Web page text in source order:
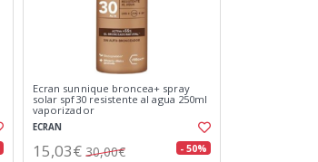
Ecran sunnique broncea+ spray
solar spf30 resistente al agua 250ml
vaporizador
ECRAN
15,03€ 30,00€ - 50%